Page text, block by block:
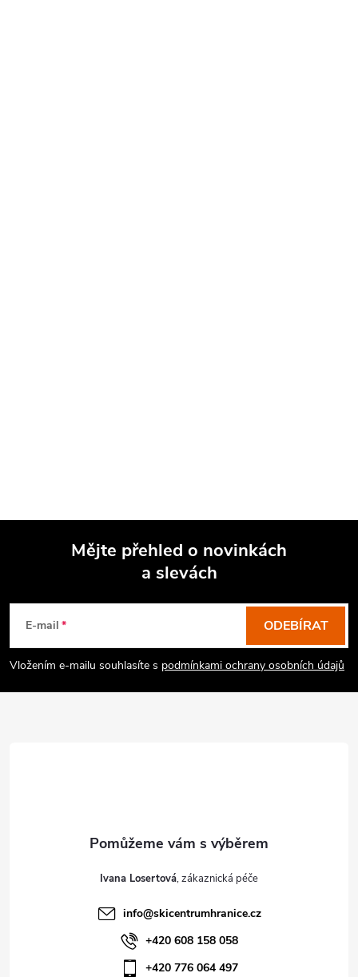
Mějte přehled o novinkách
a slevách
E-mail
Vložením e-mailu souhlasíte s podmínkami ochrany osobních údajů
ODEBÍRAT
Ivana Losertová
info@skicentrumhranice.cz
+420 608 158 058
+420 776 064 497